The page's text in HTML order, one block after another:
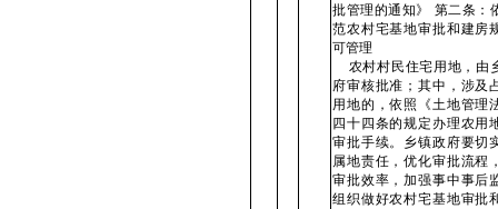
批管理的通知》 第二条：
范农村宅基地审批和建房
可管理
农村村民住宅用地，由
府审核批准；其中，涉及
用地的，依照《土地管理
四十四条的规定办理农用
审批手续。乡镇政府要切
属地责任，优化审批流程
审批效率，加强事中事后
组织做好农村宅基地审批